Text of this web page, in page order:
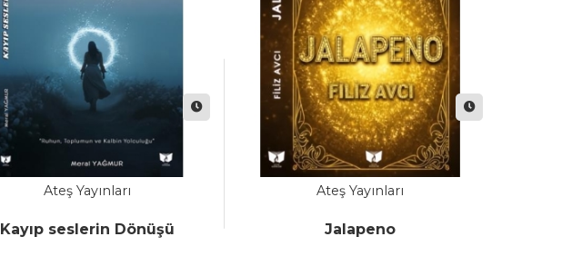
Ateş Yayınları
Kayıp seslerin Dönüşü
Ateş Yayınları
Jalapeno